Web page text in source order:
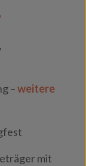
,
–weitere
mit